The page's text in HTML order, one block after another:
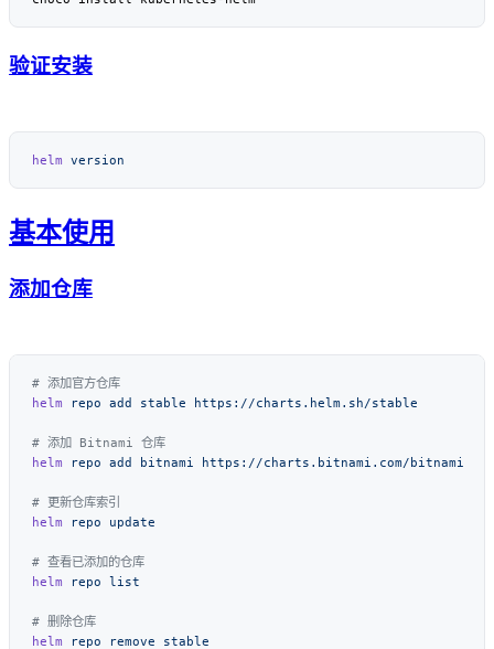
验证安装
helm
基本使用
添加仓库
helm repo add stable
helm repo add bitnami
helm repo
helm repo
helm repo remove